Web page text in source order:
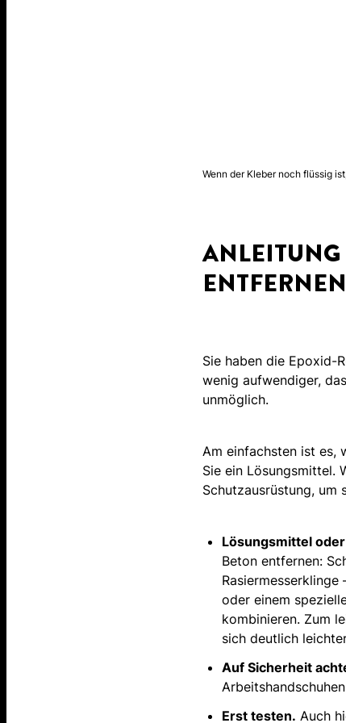
Wenn der Kleber noch flüssig
Sie haben die Epoxid-
wenig aufwendiger,
unmöglich.
Am einfachsten ist es,
Sie ein Lösungsmittel.
Schutzausrüstung, um
Lösungsmittel
Beton entfernen:
oder einem
kombinieren. Zum
sich deutlich
Auf Sicherheit
Erst testen. Auch